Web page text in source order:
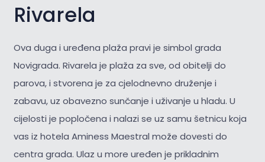
Rivarela
Ova duga i uređena plaža pravi je simbol grada
Novigrada. Rivarela je plaža za sve, od obitelji do
parova, i stvorena je za cjelodnevno druženje i
zabavu, uz obavezno sunčanje i uživanje u hladu. U
cijelosti je popločena i nalazi se uz samu šetnicu koja
vas iz hotela Aminess Maestral može dovesti do
centra grada. Ulaz u more uređen je prikladnim